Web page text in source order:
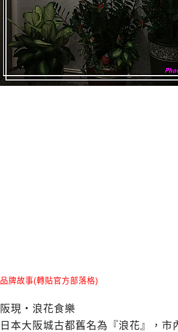
品牌故事(轉貼官方部落格)
阪現‧浪花食樂
日本大阪城古都舊名為『浪花』，